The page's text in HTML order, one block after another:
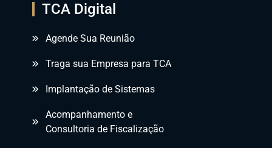
TCA Digital
Agende Sua Reunião
Traga sua Empresa para TCA
Implantação de Sistemas
Acompanhamento e
Consultoria de Fiscalização